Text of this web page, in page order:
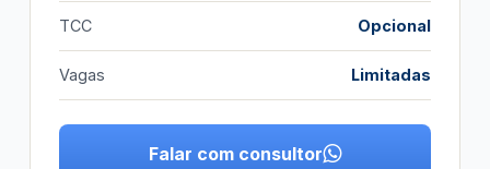
TCC Opcional
Vagas Limitadas
Falar com consultor